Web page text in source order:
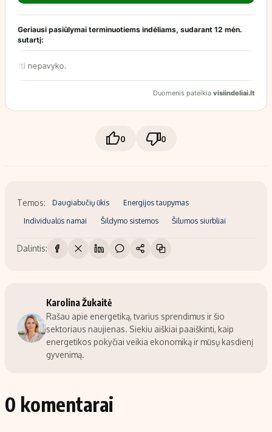
0 0
Temos: Daugiabučių ūkis Energijos taupymas
Individualūs namai Šildymo sistemos Šilumos siurbliai
Dalintis:
Karolina Žukaitė
Rašau apie energetiką, tvarius sprendimus ir šio
sektoriaus naujienas. Siekiu aiškiai paaiškinti, kaip
energetikos pokyčiai veikia ekonomiką ir mūsų kasdienį
gyvenimą.
0 komentarai